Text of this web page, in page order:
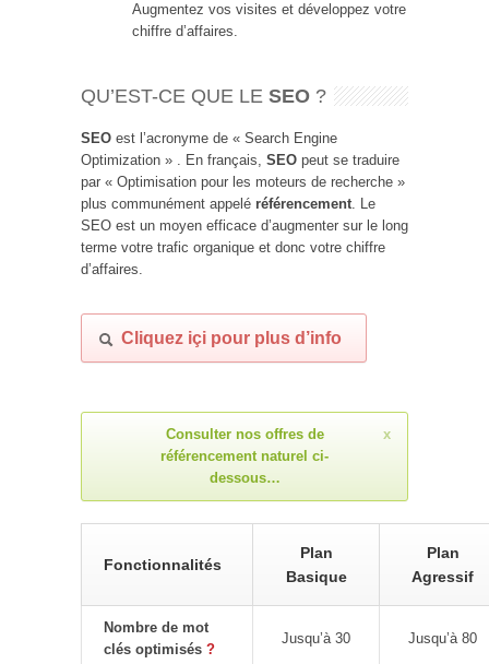
Augmentez vos visites et développez votre
chiffre d’affaires.
QU’EST-CE QUE LE SEO ?
SEO est l’acronyme de « Search Engine
Optimization » . En français, SEO peut se traduire
par « Optimisation pour les moteurs de recherche »
plus communément appelé référencement. Le
SEO est un moyen efficace d’augmenter sur le long
terme votre trafic organique et donc votre chiffre
d’affaires.
Cliquez içi pour plus d’info
Consulter nos offres de
référencement naturel ci-
dessous…
x
Fonctionnalités
Plan
Basique
Plan
Agressif
Nombre de mot
clés optimisés ?
Jusqu’à 30 Jusqu’à 80